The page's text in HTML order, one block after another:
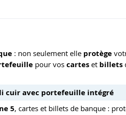
: non seulement elle protège
pour vos cartes et billets
cuir avec portefeuille intégré
5, cartes et billets de banque :